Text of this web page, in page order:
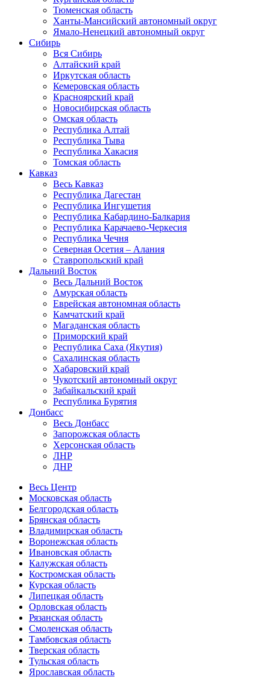
Тюменская область
Ханты-Мансийский автономный округ
Ямало-Ненецкий автономный округ
Сибирь
Вся Сибирь
Алтайский край
Иркутская область
Кемеровская область
Красноярский край
Новосибирская область
Омская область
Республика Алтай
Республика Тыва
Республика Хакасия
Томская область
Кавказ
Весь Кавказ
Республика Дагестан
Республика Ингушетия
Республика Кабардино-Балкария
Республика Карачаево-Черкесия
Республика Чечня
Северная Осетия – Алания
Ставропольский край
Дальний Восток
Весь Дальний Восток
Амурская область
Еврейская автономная область
Камчатский край
Магаданская область
Приморский край
Республика Саха (Якутия)
Сахалинская область
Хабаровский край
Чукотский автономный округ
Забайкальский край
Республика Бурятия
Донбасс
Весь Донбасс
Запорожская область
Херсонская область
ЛНР
ДНР
Весь Центр
Московская область
Белгородская область
Брянская область
Владимирская область
Воронежская область
Ивановская область
Калужская область
Костромская область
Курская область
Липецкая область
Орловская область
Рязанская область
Смоленская область
Тамбовская область
Тверская область
Тульская область
Ярославская область